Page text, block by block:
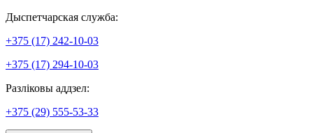
Дыспетчарская служба:
+375 (17) 242-10-03
+375 (17) 294-10-03
Разліковы аддзел:
+375 (29) 555-53-33